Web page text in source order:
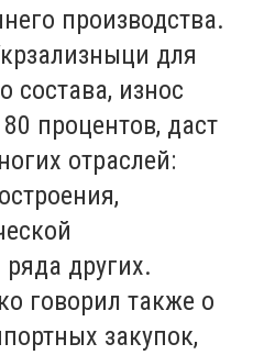
производства.
для
состава, износ
процентов, даст
отраслей:
других.
говорил также о
закупок,